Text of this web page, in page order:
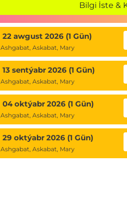
Bilgi İste &
22 awgust 2026 (1 Gün)
Ashgabat, Askabat, Mary
13 sentýabr 2026 (1 Gün)
Ashgabat, Askabat, Mary
04 oktýabr 2026 (1 Gün)
Ashgabat, Askabat, Mary
29 oktýabr 2026 (1 Gün)
Ashgabat, Askabat, Mary